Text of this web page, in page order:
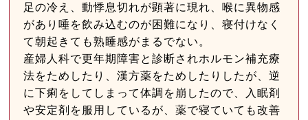
足の冷え、動悸息切れが顕著に現れ、喉に異物感
があり唾を飲み込むのが困難になり、寝付けなく
て朝起きても熟睡感がまるでない。
産婦人科で更年期障害と診断されホルモン補充療
法をためしたり、漢方薬をためしたりしたが、逆
に下痢をしてしまって体調を崩したので、入眠剤
や安定剤を服用しているが、薬で寝ていても改善